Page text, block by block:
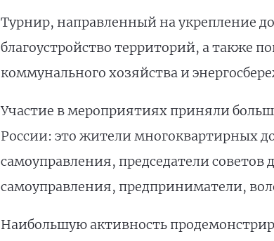
Турнир, направленный на укрепление
благоустройство территорий, а также
коммунального хозяйства и
Участие в мероприятиях приняли
России: это жители многоквартирных
самоуправления, председатели советов
самоуправления, предприниматели,
Наибольшую активность